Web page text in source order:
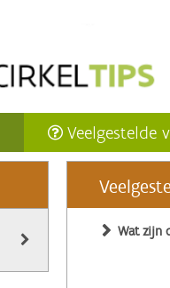
Veelgestelde
Wat zijn